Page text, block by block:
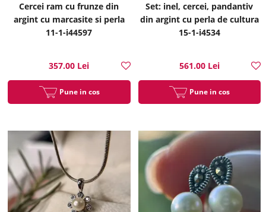
Cercei ram cu frunze din
argint cu marcasite si perla
11-1-i44597
357.00 Lei
Pune in cos
Set: inel, cercei, pandantiv
din argint cu perla de cultura
15-1-i4534
561.00 Lei
Pune in cos